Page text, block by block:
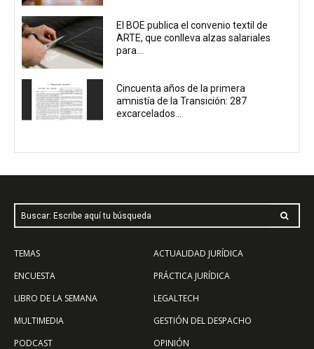
El BOE publica el convenio textil de
ARTE, que conlleva alzas salariales
para...
Cincuenta años de la primera
amnistía de la Transición: 287
excarcelados...
Buscar: Escribe aquí tu búsqueda
TEMAS
ENCUESTA
LIBRO DE LA SEMANA
MULTIMEDIA
PODCAST
ACTUALIDAD JURÍDICA
PRÁCTICA JURÍDICA
LEGALTECH
GESTIÓN DEL DESPACHO
OPINIÓN